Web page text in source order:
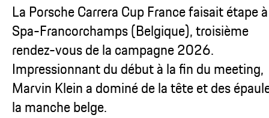
La Porsche Carrera Cup France faisait étape à
Spa-Francorchamps (Belgique), troisième
rendez-vous de la campagne 2026.
Impressionnant du début à la fin du meeting,
Marvin Klein a dominé de la tête et des
la manche belge.